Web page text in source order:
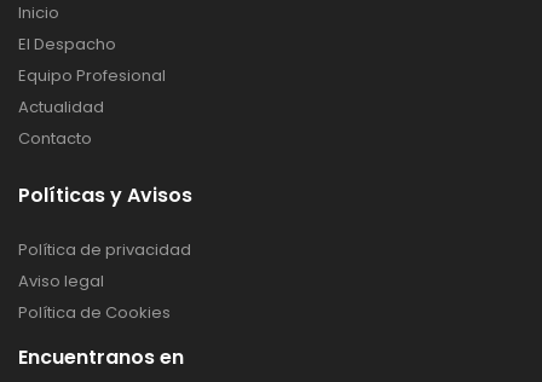
Inicio
El Despacho
Equipo Profesional
Actualidad
Contacto
Políticas y Avisos
Política de privacidad
Aviso legal
Política de Cookies
Encuentranos en